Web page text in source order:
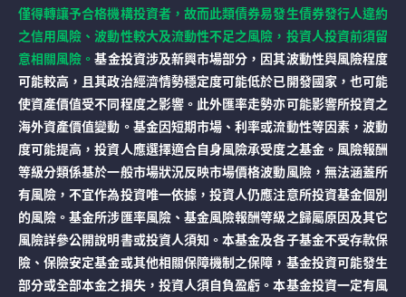
僅得轉讓予合格機構投資者，故而此類債券易發生債券發行人違約
之信用風險、波動性較大及流動性不足之風險，投資人投資前須留
意相關風險。基金投資涉及新興市場部分，因其波動性與風險程度
可能較高，且其政治經濟情勢穩定度可能低於已開發國家，也可能
使資產價值受不同程度之影響。此外匯率走勢亦可能影響所投資之
海外資產價值變動。基金因短期市場、利率或流動性等因素，波動
度可能提高，投資人應選擇適合自身風險承受度之基金。風險報酬
等級分類係基於一般市場狀況反映市場價格波動風險，無法涵蓋所
有風險，不宜作為投資唯一依據，投資人仍應注意所投資基金個別
的風險。基金所涉匯率風險、基金風險報酬等級之歸屬原因及其它
風險詳參公開說明書或投資人須知。本基金及各子基金不受存款保
險、保險安定基金或其他相關保障機制之保障，基金投資可能發生
部分或全部本金之損失，投資人須自負盈虧。本基金投資一定有風